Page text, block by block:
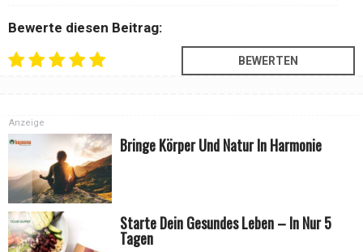
Bewerte diesen Beitrag:
Bringe Körper Und Natur In Harmonie
Starte Dein Gesundes Leben – In Nur 5
Tagen
Anzeige